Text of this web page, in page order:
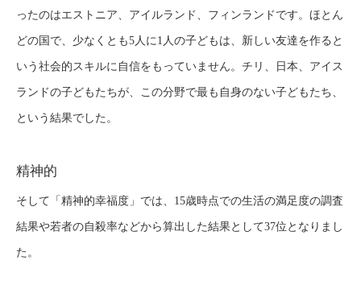
ったのはエストニア、アイルランド、フィンランドです。ほとん
どの国で、少なくとも5人に1人の子どもは、新しい友達を作ると
いう社会的スキルに自信をもっていません。チリ、日本、アイス
ランドの子どもたちが、この分野で最も自身のない子どもたち、
という結果でした。
精神的
そして「精神的幸福度」では、15歳時点での生活の満足度の調査
結果や若者の自殺率などから算出した結果として37位となりまし
た。